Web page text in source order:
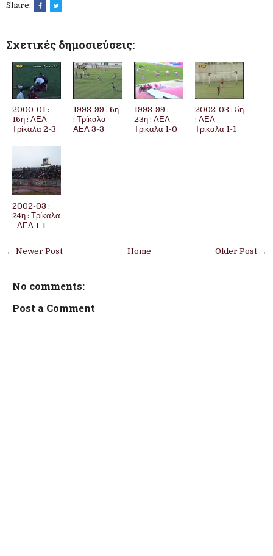
Share:
Σχετικές δημοσιεύσεις:
2000-01 :
16η : ΑΕΛ -
Τρίκαλα 2-3
1998-99 : 6η
: Τρίκαλα -
ΑΕΛ 3-3
1998-99 :
23η : ΑΕΛ -
Τρίκαλα 1-0
2002-03 : 5η
: ΑΕΛ -
Τρίκαλα 1-1
2002-03 :
24η : Τρίκαλα
- ΑΕΛ 1-1
← Newer Post Older Post →
Home
No comments:
Post a Comment